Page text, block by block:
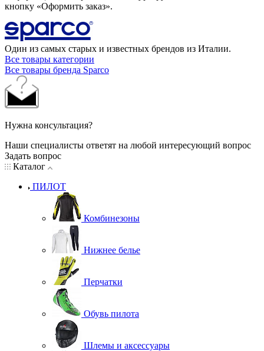
кнопку «Оформить заказ».
Один из самых старых и известных брендов из Италии.
Все товары категории
Все товары бренда Sparco
Нужна консультация?
Наши специалисты ответят на любой интересующий вопрос
Задать вопрос
Каталог
ПИЛОТ
Комбинезоны
Нижнее белье
Перчатки
Обувь пилота
Шлемы и аксессуары